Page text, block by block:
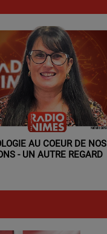
AU COEUR DE NOS
- UN AUTRE REGARD